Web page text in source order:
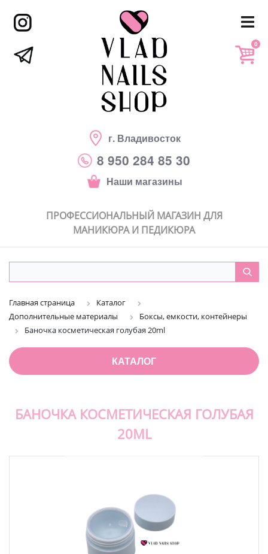
г. Владивосток
8 950 284 85 30
Наши магазины
0
ПРОФЕССИОНАЛЬНЫЙ МАГАЗИН ДЛЯ
МАНИКЮРА И ПЕДИКЮРА
Главная страница
Каталог
Дополнительные материалы
Боксы, емкости, контейнеры
Баночка косметическая голубая 20ml
КАТАЛОГ
БАНОЧКА КОСМЕТИЧЕСКАЯ ГОЛУБАЯ
20ML